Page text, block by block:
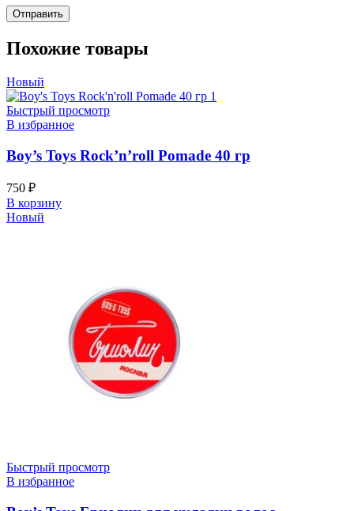
Похожие товары
Новый
Быстрый просмотр
В избранное
Boy’s Toys Rock’n’roll Pomade 40 гр
750 ₽
В корзину
Новый
Быстрый просмотр
В избранное